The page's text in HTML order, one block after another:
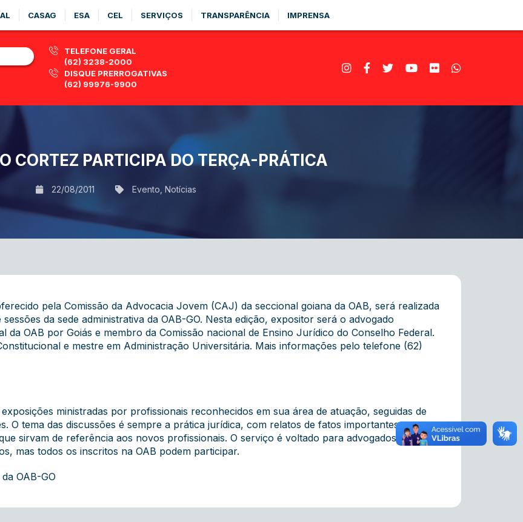
CASAG ESA CEL SERVIÇOS TRANSPARÊNCIA IMPRENSA
TELEFONE GERAL
(62) 3238-2000
DISQUE PRERROGATIVAS
(62) 99976-9900
CORTEZ PARTICIPA DO TERÇA-PRÁTICA
22/08/2011 Evento Notícias
pela Comissão da Advocacia Jovem (CAJ) da seccional goiana da OAB, será realizada
da sede administrativa da OAB-GO. Nesta edição, expositor será o advogado
OAB por Goiás e membro da Comissão nacional de Ensino Jurídico do Conselho Federal.
e mestre em Administração Universitária. Mais informações pelo telefone (62)
ministradas por profissionais reconhecidos em sua área de atuação, seguidas de
O tema das discussões é sempre a prática jurídica, com relatos de fatos importantes
sirvam de referência aos novos profissionais. O serviço é voltado para advogados com
mas todos os inscritos na OAB podem participar.
OAB-GO